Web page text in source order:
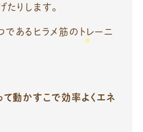
りします。
あるヒラメ筋のトレーニ
て動かすこで効率よくエネ